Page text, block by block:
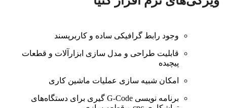
وجود رابط گرافیکی ساده و کاربرپسند
قابلیت طراحی و مدل سازی ابزارآلات و قطعات
پیچیده
امکان شبیه سازی عملیات ماشین کاری
برنامه نویسی G-Code گیری برای دستگاه‌های